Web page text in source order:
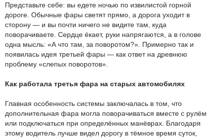
Представьте себе: вы едете ночью по извилистой горной
дороге. Обычные фары светят прямо, а дорога уходит в
сторону — и вы почти ничего не видите там, куда
поворачиваете. Сердце ёкает, руки напрягаются, а в голове
одна мысль: «А что там, за поворотом?». Примерно так и
появилась идея третьей фары — как ответ на древнюю
проблему «слепых поворотов».
Как работала третья фара на старых автомобилях
Главная особенность системы заключалась в том, что
дополнительная фара могла поворачиваться вместе с рулём
или подключаться при определённых манёврах. Благодаря
этому водитель лучше видел дорогу в тёмное время суток,